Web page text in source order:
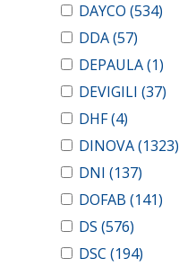
DAYCO (534)
DDA(57)
DEPAULA(1)
DEVIGILI (37)
DHF(4)
DINOVA(1323)
DNI (137)
DOFAB (141)
DS (576)
DSC (194)